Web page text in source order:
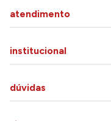
atendimento
institucional
dúvidas